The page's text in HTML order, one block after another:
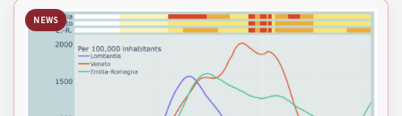
NEWS